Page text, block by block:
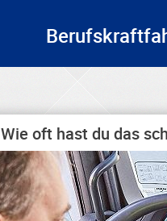
Wie oft hast du das